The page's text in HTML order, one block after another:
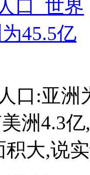
口:亚洲
洲4.3
大,说